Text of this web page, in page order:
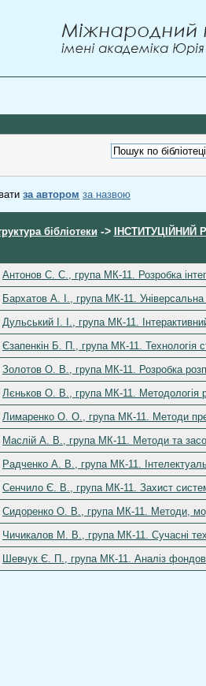
за автором за назвою
бібліотеки -> ІНСТИТУЦІЙНИЙ
Антонов С. С., група МК-11. Розробка
Бархатов А. І., група МК-11.
Дульський І. І., група МК-11.
Єзапенкін Б. П., група МК-11. Технологія
Золотов О. В., група МК-11. Розробка
Лєньков О. В., група МК-11. Методологія
Лимаренко О. О., група МК-11. Методи
Маслій А. В., група МК-11. Методи та
Радченко А. В., група МК-11.
Сенчило Є. В., група МК-11. Захист
Сидоренко О. В., група МК-11. Методи,
Чичикалов М. В., група МК-11. Сучасні
Шевчук Є. П., група МК-11. Аналіз